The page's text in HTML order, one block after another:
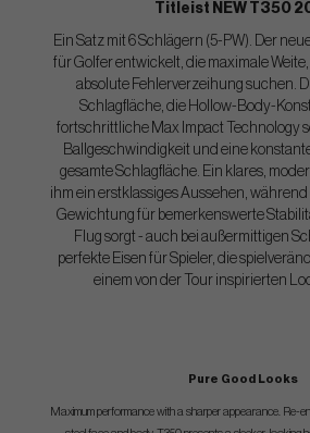
Titleist NEW T350
Ein Satz mit 6 Schlägern (5-PW). Der
für Golfer entwickelt, die maximale
absolute Fehlerverzeihung suchen.
Schlagfläche, die Hollow-Body-
fortschrittliche Max Impact Technology
Ballgeschwindigkeit und eine
gesamte Schlagfläche. Ein klares,
ihm ein erstklassiges Aussehen,
Gewichtung für bemerkenswerte
Flug sorgt - auch bei außermittigen
perfekte Eisen für Spieler, die
einem von der Tour inspirierten
Pure Good Looks
Maximum performance with a sharper appearance. Re-